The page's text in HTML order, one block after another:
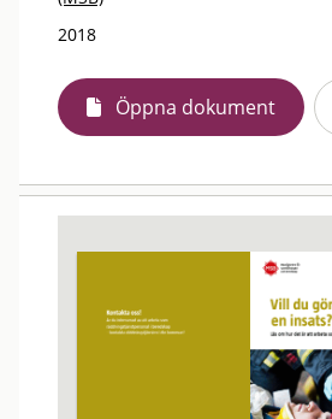
2018
Öppna dokument